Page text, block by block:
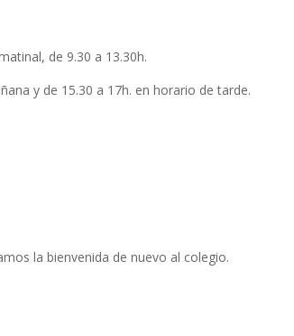
de 9.30 a 13.30h.
y de 15.30 a 17h. en horario de tarde.
la bienvenida de nuevo al colegio.